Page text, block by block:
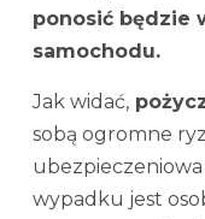
ponosić będzie
samochodu.
Jak widać,
sobą ogromne
wypadku jest